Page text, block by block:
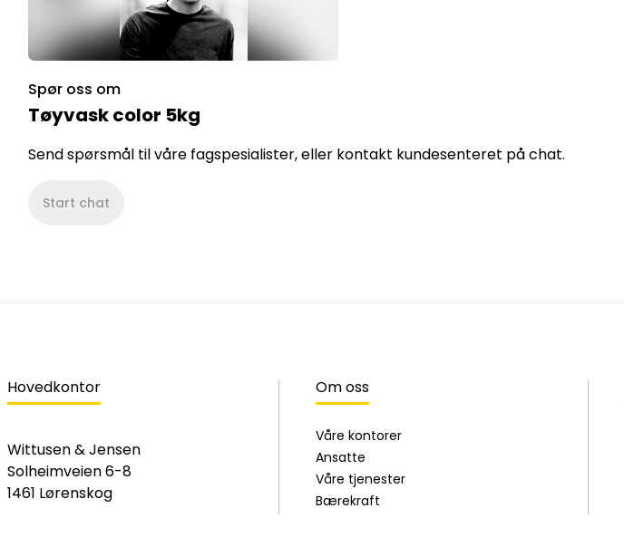
Spør oss om
Tøyvask color 5kg
Send spørsmål til våre fagspesialister, eller kontakt kundesenteret på chat.
Start chat
Hovedkontor
Wittusen & Jensen
Solheimveien 6-8
1461 Lørenskog
Om oss
Våre kontorer
Ansatte
Våre tjenester
Bærekraft